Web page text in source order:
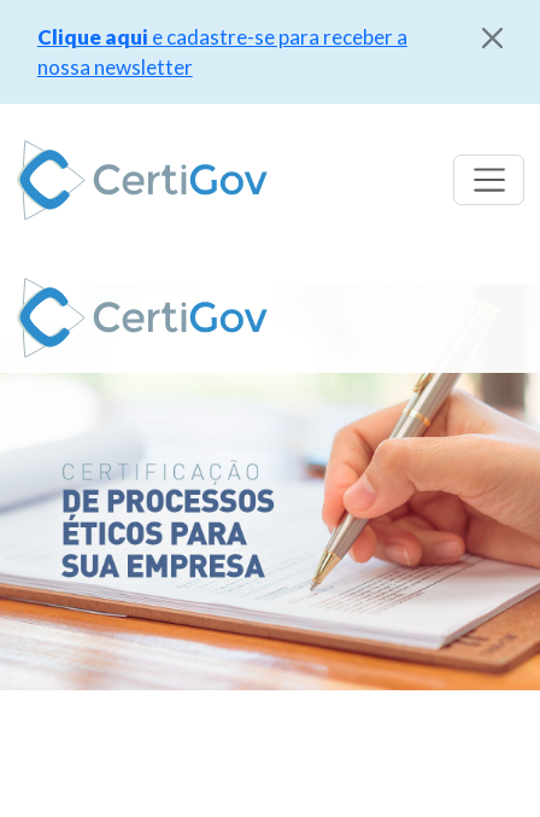
Clique aqui e cadastre-se para receber a
nossa newsletter
para
conteúdo